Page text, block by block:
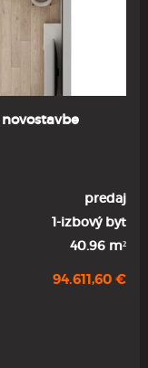
predaj
1-izbový byt
40.96 m²
94.611,60 €